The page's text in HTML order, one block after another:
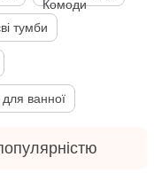
тумби
ванної